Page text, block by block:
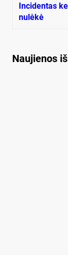
Incidentas
nulėkė
Naujienos